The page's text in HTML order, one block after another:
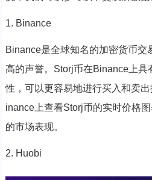
1. Binance
Binance是全球知名的加密货币交
高的声誉。Storj币在Binance上具
性，可以更容易地进行买入和卖
inance上查看Storj币的实时价格
的市场表现。
2. Huobi